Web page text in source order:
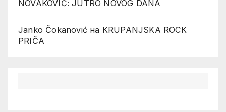
NOVAKOVIĆ: JUTRO NOVOG DANA
Janko Čokanović на KRUPANJSKA ROCK
PRIČA